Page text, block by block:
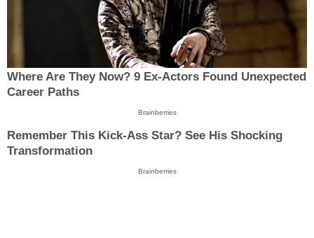
Where Are They Now? 9 Ex-Actors Found Unexpected
Career Paths
Brainberries
Remember This Kick-Ass Star? See His Shocking
Transformation
Brainberries